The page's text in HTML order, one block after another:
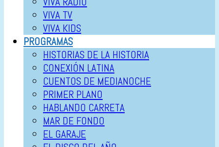
VIVA TV
VIVA KIDS
PROGRAMAS
HISTORIAS DE LA HISTORIA
CONEXIÓN LATINA
CUENTOS DE MEDIANOCHE
PRIMER PLANO
HABLANDO CARRETA
MAR DE FONDO
EL GARAJE